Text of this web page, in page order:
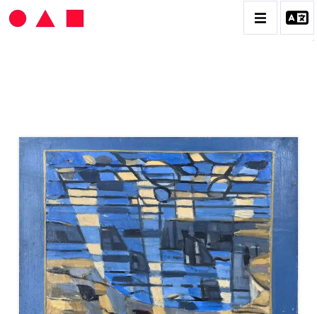
BIOGRAPHIE
CATALOGUE DES OEUVRES
VOL. 1 : LES PEINTURES
VOL. 2 : LES GOUACHES
VOL. 3 : CRAYONS DE COULEUR ET FUSAINS
CONTACT